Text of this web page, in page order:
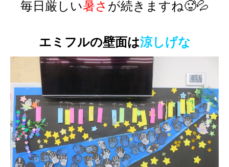
毎日厳しい暑さ が続きますね🥵💦
エミフルの壁面は涼しげな